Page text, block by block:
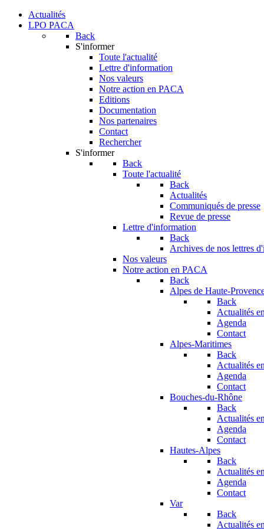
Actualités
LPO PACA
Back
S'informer
Toute l'actualité
Lettre d'information
Nos valeurs
Notre action en PACA
Editions
Documentation
Nos partenaires
Contact
Rechercher
S'informer
Back
Toute l'actualité
Back
Actualités
Communiqués de presse
Revue de presse
Lettre d'information
Back
Archives de nos lettres
Nos valeurs
Notre action en PACA
Back
Alpes de Haute-
Back
Actualités
Agenda
Contact
Alpes-Maritimes
Back
Actualités
Agenda
Contact
Bouches-du-Rhône
Back
Actualités
Agenda
Contact
Hautes-Alpes
Back
Actualités
Agenda
Contact
Var
Back
Actualités